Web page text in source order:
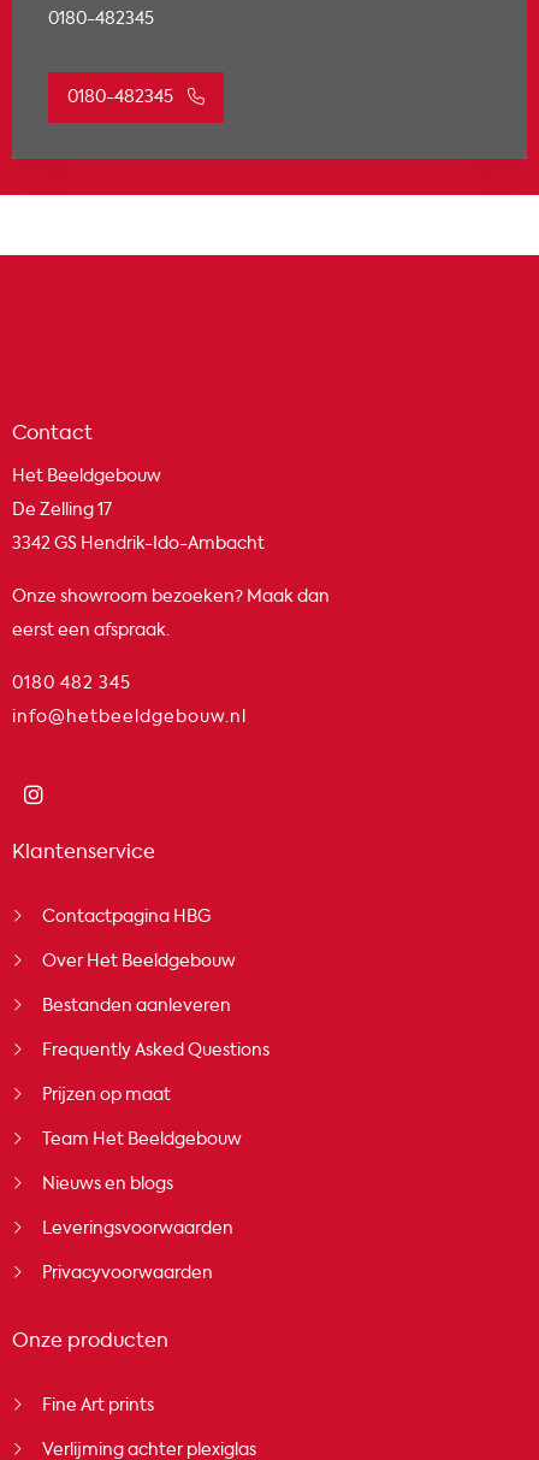
0180-482345
0180-482345
Contact
Het Beeldgebouw
De Zelling 17
3342 GS Hendrik-Ido-Ambacht
Onze showroom bezoeken? Maak dan
eerst een afspraak.
0180 482 345
info@hetbeeldgebouw.nl
Klantenservice
Contactpagina HBG
Over Het Beeldgebouw
Bestanden aanleveren
Frequently Asked Questions
Prijzen op maat
Team Het Beeldgebouw
Nieuws en blogs
Leveringsvoorwaarden
Privacyvoorwaarden
Onze producten
Fine Art prints
Verlijming achter plexiglas